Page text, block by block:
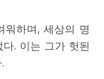
워하며, 세상의 명
. 이는 그가 헛된